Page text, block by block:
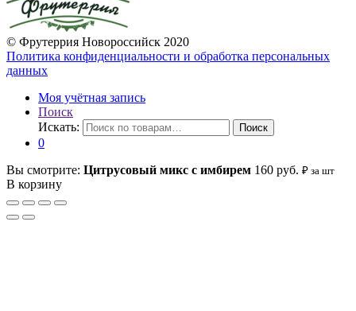
© Фрутеррия Новороссийск 2020
Политика конфиденциальности и обработка персональных
данных
Моя учётная запись
Поиск
Искать:
Поиск
0
Вы смотрите: Цитрусовый микс с имбирем 160 руб. ₽ за шт
В корзину